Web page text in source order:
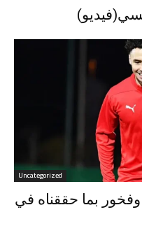
Uncategorized
وفخور بما حققناه في